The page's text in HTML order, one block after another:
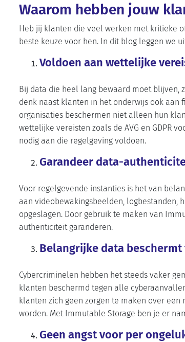
Waarom hebben jouw
Heb jij klanten die veel werken met kritieke
beste keuze voor hen. In dit blog leggen we
Voldoen aan wettelijke
Bij data die heel lang bewaard moet blijven,
denk naast klanten in het onderwijs ook aan
organisaties beschermen niet alleen hun
wettelijke vereisten zoals de AVG en GDPR
nodig aan die regelgeving voldoen.
Garandeer data-
Voor regelgevende instanties is het van
aan videobewakingsbeelden,
opgeslagen. Door gebruik te maken van
authenticiteit garanderen.
Belangrijke data
Cybercriminelen hebben het steeds vaker
klanten beschermd tegen alle
klanten zich geen zorgen te maken over
worden. Met Immutable Storage ben je er
Geen angst voor per